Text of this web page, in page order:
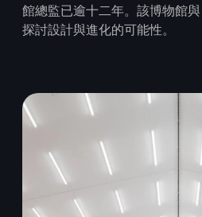
館總監已逾十二年。該博物館
探討設計與進化的可能性。